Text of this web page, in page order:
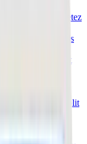
2026
Diagnostic (Ne jetez
(Ça ne freine plus
tout le temps (et
arrêter le 'Death
de la jante 'Split
? Diagnostic du